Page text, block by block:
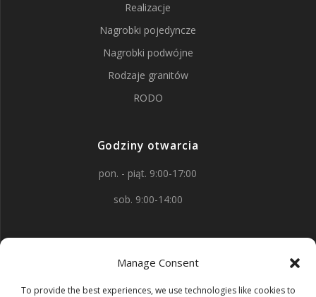
Manage Consent
To provide the best experiences, we use technologies like cookies to
Realizacje
Nagrobki pojedyncze
Nagrobki podwójne
Rodzaje granitów
RODO
Godziny otwarcia
pon. - piąt. 9:00-17:00
sob. 9:00-14:00
aleja Wojska Polskiego 88